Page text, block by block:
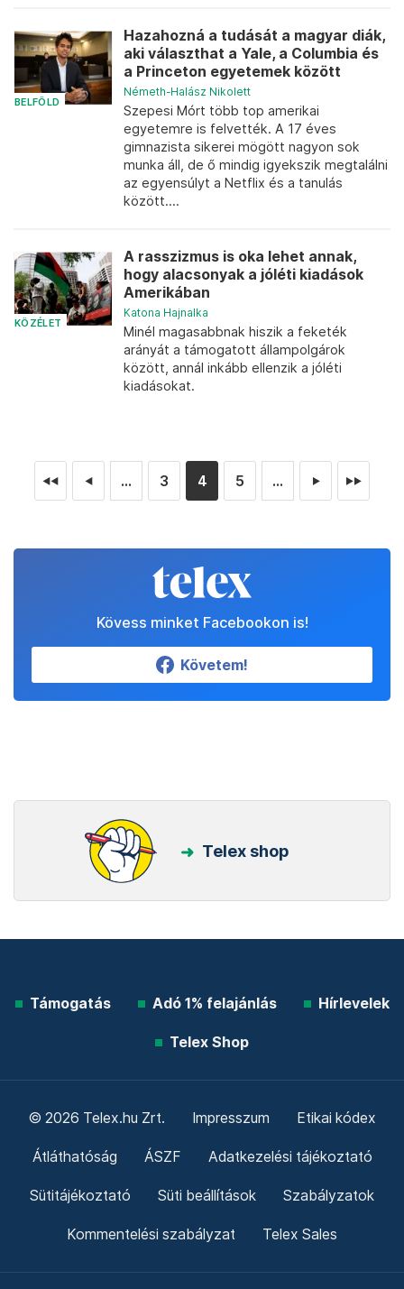
BELFÖLD
Hazahozná a tudását a magyar diák,
aki választhat a Yale, a Columbia és
a Princeton egyetemek között
Németh-Halász Nikolett
Szepesi Mórt több top amerikai
egyetemre is felvették. A 17 éves
gimnazista sikerei mögött nagyon sok
munka áll, de ő mindig igyekszik megtalálni
az egyensúlyt a Netflix és a tanulás
között....
KÖZÉLET
A rasszizmus is oka lehet annak,
hogy alacsonyak a jóléti kiadások
Amerikában
Katona Hajnalka
Minél magasabbnak hiszik a feketék
arányát a támogatott állampolgárok
között, annál inkább ellenzik a jóléti
kiadásokat.
◄◄ ◄ ... 3 4 5 ... ► ►►
Kövess minket Facebookon is!
Követem!
Telex shop
Támogatás Adó 1% felajánlás Hírlevelek
Telex Shop
© 2026 Telex.hu Zrt. Impresszum Etikai kódex
Átláthatóság ÁSZF Adatkezelési tájékoztató
Sütitájékoztató Süti beállítások Szabályzatok
Kommentelési szabályzat Telex Sales